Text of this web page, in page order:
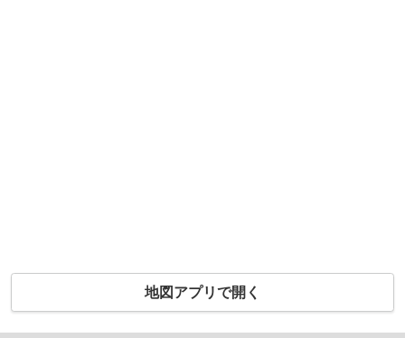
地図アプリで開く